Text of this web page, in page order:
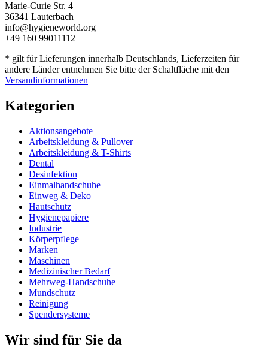
Marie-Curie Str. 4
36341 Lauterbach
info@hygieneworld.org
+49 160 99011112
* gilt für Lieferungen innerhalb Deutschlands, Lieferzeiten für
andere Länder entnehmen Sie bitte der Schaltfläche mit den
Versandinformationen
Kategorien
Aktionsangebote
Arbeitskleidung & Pullover
Arbeitskleidung & T-Shirts
Dental
Desinfektion
Einmalhandschuhe
Einweg & Deko
Hautschutz
Hygienepapiere
Industrie
Körperpflege
Marken
Maschinen
Medizinischer Bedarf
Mehrweg-Handschuhe
Mundschutz
Reinigung
Spendersysteme
Wir sind für Sie da